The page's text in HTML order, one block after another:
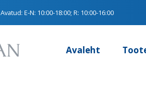
Avatud:E-N: 10:00-18:00; R: 10:00-16:00
Avaleht